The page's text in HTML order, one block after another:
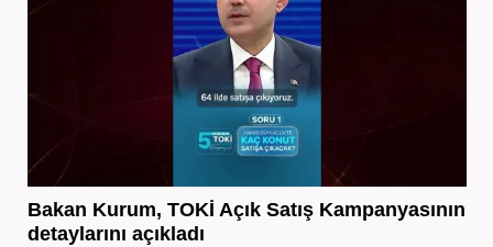
Bakan Kurum, TOKİ Açık Satış Kampanyasının
detaylarını açıkladı